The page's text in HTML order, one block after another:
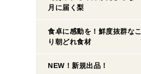
月に届く梨
食卓に感動を！鮮度抜群な
り朝どれ食材
NEW！新規出品！